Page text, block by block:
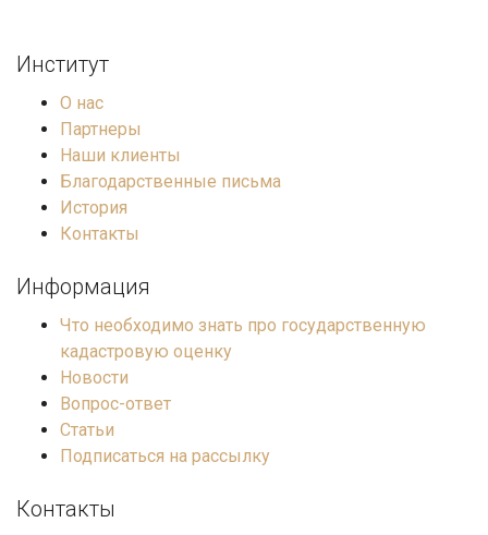
Институт
О нас
Партнеры
Наши клиенты
Благодарственные письма
История
Контакты
Информация
Что необходимо знать про государственную
кадастровую оценку
Новости
Вопрос-ответ
Статьи
Подписаться на рассылку
Контакты